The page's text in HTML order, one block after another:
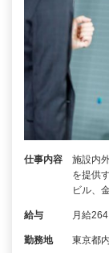
仕事内容
施設内
を提供
ビル、
給与 月給
勤務地 東京都